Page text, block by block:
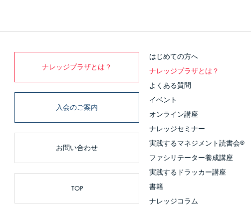
ナレッジプラザとは？
入会のご案内
お問い合わせ
TOP
はじめての方へ
ナレッジプラザとは？
よくある質問
イベント
オンライン講座
ナレッジセミナー
実践するマネジメント読書会®
ファシリテーター養成講座
実践するドラッカー講座
書籍
ナレッジコラム